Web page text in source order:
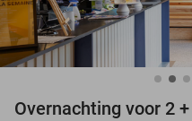
Overnachting voor 2